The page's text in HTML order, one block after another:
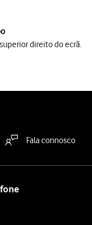
direito do ecrã.
Fala connosco